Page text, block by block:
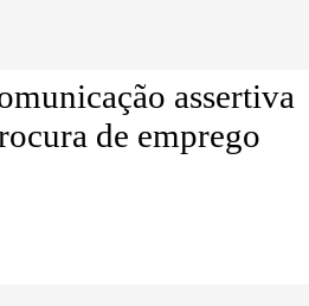
assertiva
de emprego